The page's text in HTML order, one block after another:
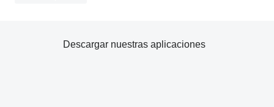
Descargar nuestras aplicaciones